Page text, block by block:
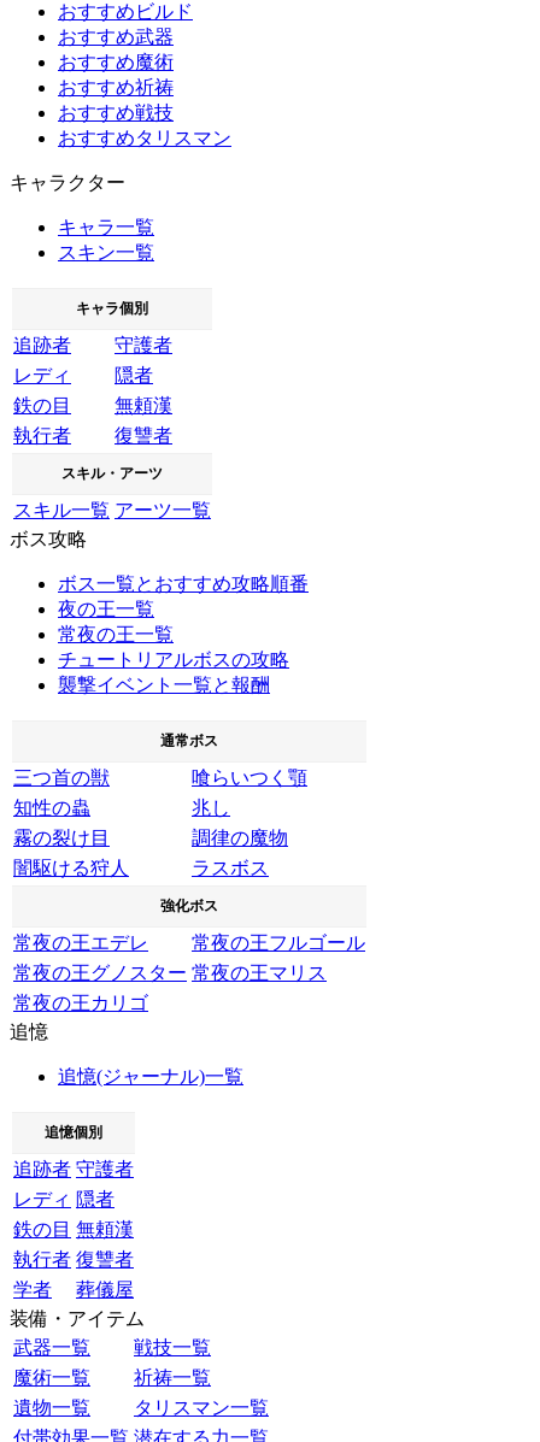
おすすめビルド
おすすめ武器
おすすめ魔術
おすすめ祈祷
おすすめ戦技
おすすめタリスマン
キャラクター
キャラ一覧
スキン一覧
キャラ個別
追跡者
守護者
レディ
隠者
鉄の目
無頼漢
執行者
復讐者
スキル・アーツ
スキル一覧 アーツ一覧
ボス攻略
ボス一覧とおすすめ攻略順番
夜の王一覧
常夜の王一覧
チュートリアルボスの攻略
襲撃イベント一覧と報酬
通常ボス
三つ首の獣
喰らいつく顎
知性の蟲
兆し
霧の裂け目
調律の魔物
闇駆ける狩人
ラスボス
強化ボス
常夜の王エデレ
常夜の王フルゴール
常夜の王グノスター 常夜の王マリス
常夜の王カリゴ
追憶
追憶(ジャーナル)一覧
追憶個別
追跡者 守護者
レディ 隠者
鉄の目 無頼漢
執行者 復讐者
学者
葬儀屋
装備・アイテム
武器一覧
戦技一覧
魔術一覧
祈祷一覧
遺物一覧
タリスマン一覧
付帯効果一覧 潜在する力一覧